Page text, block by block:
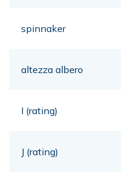
spinnaker
altezza albero
I (rating)
J (rating)